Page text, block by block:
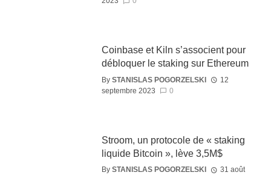
Coinbase et Kiln s’associent pour
débloquer le staking sur Ethereum
By STANISLAS POGORZELSKI
12
septembre 2023
0
Stroom, un protocole de « staking
liquide Bitcoin », lève 3,5M$
By STANISLAS POGORZELSKI
31 août